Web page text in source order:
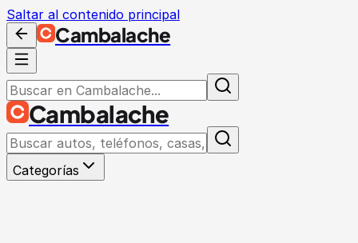
Saltar al contenido principal
Cambalache
Cambalache
Categorías